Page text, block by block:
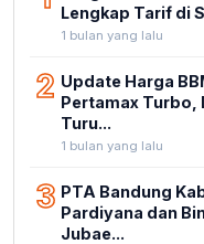
Lengkap Tarif di
1 bulan yang lalu
2 Update Harga
Pertamax Turbo,
Turu...
1 bulan yang lalu
3 PTA Bandung
Pardiyana dan
Jubae...